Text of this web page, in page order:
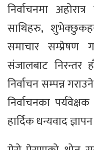
निर्वाचनमा
साथिहरु,
समाचार सम्प्रेषण
संजालबाट निरन्तर
निर्वाचन सम्पन्न
निर्वाचनका
हार्दिक धन्यवाद